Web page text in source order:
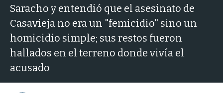
Saracho y entendió que el asesinato de
Casavieja no era un "femicidio" sino un
homicidio simple; sus restos fueron
hallados en el terreno donde vivía el
acusado